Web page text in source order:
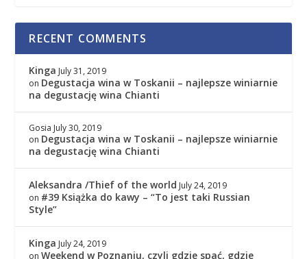
RECENT COMMENTS
Kinga July 31, 2019
on Degustacja wina w Toskanii – najlepsze winiarnie
na degustację wina Chianti
Gosia July 30, 2019
on Degustacja wina w Toskanii – najlepsze winiarnie
na degustację wina Chianti
Aleksandra /Thief of the world July 24, 2019
on #39 Książka do kawy – “To jest taki Russian
Style”
Kinga July 24, 2019
onWeekend w Poznaniu, czyli gdzie spać, gdzie